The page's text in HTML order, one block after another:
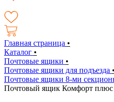
Главная страница •
Каталог •
Почтовые ящики •
Почтовые ящики для подъезда •
Почтовые ящики 8-ми
Почтовый ящик Комфорт плюс